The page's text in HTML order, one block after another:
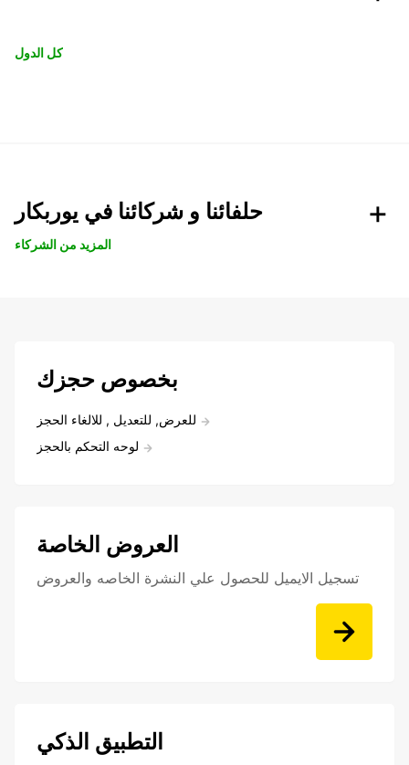
كل الدول
حلفائنا و شركائنا في يوربكار
المزيد من الشركاء
بخصوص حجزك
للعرض, للتعديل , للالغاء الحجز
لوحه التحكم بالحجز
العروض الخاصة
تسجيل الايميل للحصول علي النشرة الخاصه والعروض
التطبيق الذكي